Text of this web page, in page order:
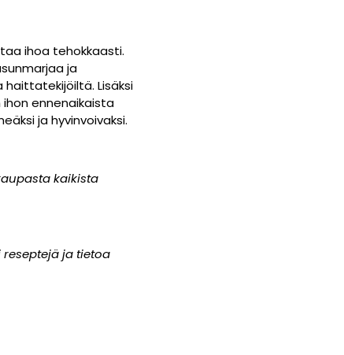
ihoa tehokkaasti.
ja
Lisäksi
ennenaikaista
ja hyvinvoivaksi.
kaikista
ja tietoa